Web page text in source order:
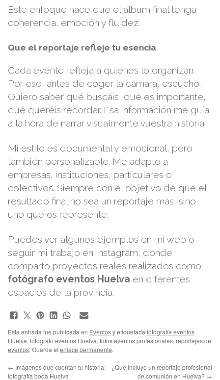
Este enfoque hace que el álbum final tenga
coherencia, emoción y fluidez.
Que el reportaje refleje tu esencia
Cada evento refleja a quienes lo organizan.
Por eso, antes de coger la cámara, escucho.
Quiero saber qué buscáis, qué es importante,
qué queréis recordar. Esa información me guía
a la hora de narrar visualmente vuestra historia.
Mi estilo es documental y emocional, pero
también personalizable. Me adapto a
empresas, instituciones, particulares o
colectivos. Siempre con el objetivo de que el
resultado final no sea un reportaje más, sino
uno que os represente.
Puedes ver algunos ejemplos en mi web o
seguir mi trabajo en Instagram, donde
comparto proyectos reales realizados como
fotógrafo eventos Huelva en diferentes
espacios de la provincia.
Esta entrada fue publicada en Eventosy etiquetada fotografía eventos
Huelva, fotógrafo eventos Huelva, fotos eventos profesionales, reportajes de
eventos. Guarda el enlace permanente.
← Imágenes que cuentan tu historia:
fotografía boda Huelva
¿Qué incluye un reportaje profesional
de comunión en Huelva? →